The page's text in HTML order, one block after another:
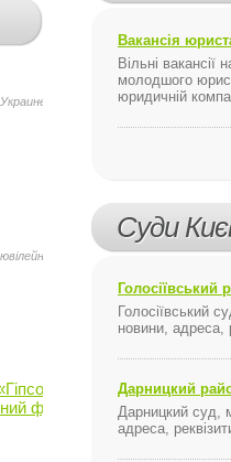
Об этом на брифинге
пятитисячного, номера
Національна
футбол»
Вакансія
Вільні вакансії
молодшого
юридичній
Суди
Голосіївський
Голосіївський
новини, адреса,
Дарницкий
Дарницкий суд,
адреса,